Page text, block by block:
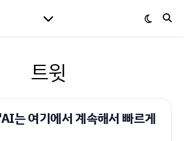
트윗
는 여기에서 계속해서 빠르게